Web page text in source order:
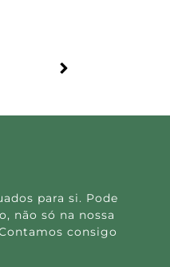
para si. Pode
não só na nossa
consigo